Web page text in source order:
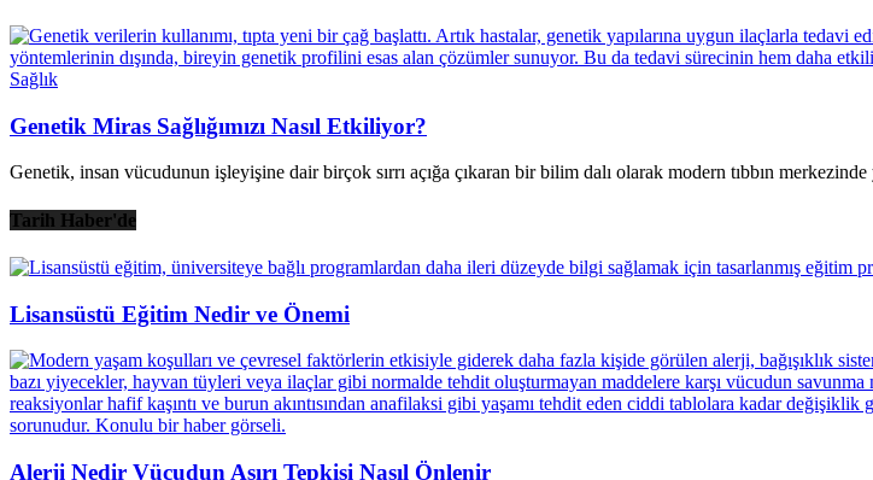
Sağlık
Genetik Miras Sağlığımızı Nasıl Etkiliyor?
Genetik, insan vücudunun işleyişine dair birçok sırrı açığa çıkaran bir bilim dalı olarak modern tıbbın
Tarih Haber'de
Lisansüstü Eğitim Nedir ve Önemi
Alerji Nedir Vücudun Aşırı Tepkisi Nasıl Önlenir